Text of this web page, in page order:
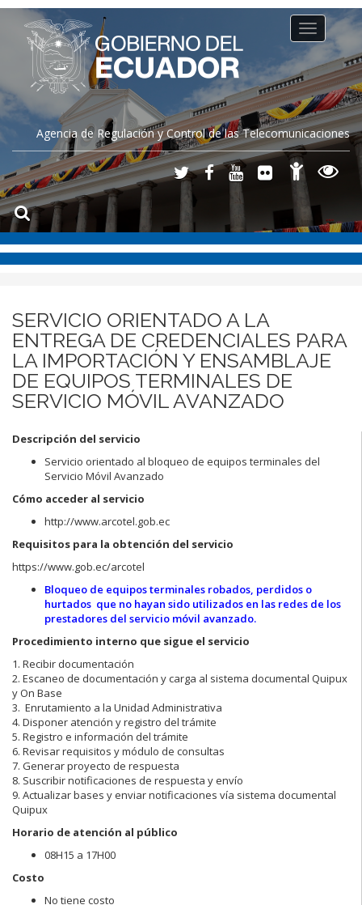
Agencia de Regulación y Control de las Telecomunicaciones
Toggle
navigation
SERVICIO ORIENTADO A LA
ENTREGA DE CREDENCIALES PARA
LA IMPORTACIÓN Y ENSAMBLAJE
DE EQUIPOS TERMINALES DE
SERVICIO MÓVIL AVANZADO
Descripción del servicio
Servicio orientado al bloqueo de equipos terminales del
Servicio Móvil Avanzado
Cómo acceder al servicio
http://www.arcotel.gob.ec
Requisitos para la obtención del servicio
https://www.gob.ec/arcotel
Bloqueo de equipos terminales robados, perdidos o
hurtados que no hayan sido utilizados en las redes de los
prestadores del servicio móvil avanzado.
Procedimiento interno que sigue el servicio
1. Recibir documentación
2. Escaneo de documentación y carga al sistema documental Quipux
y On Base
3. Enrutamiento a la Unidad Administrativa
4. Disponer atención y registro del trámite
5. Registro e información del trámite
6. Revisar requisitos y módulo de consultas
7. Generar proyecto de respuesta
8. Suscribir notificaciones de respuesta y envío
9. Actualizar bases y enviar notificaciones vía sistema documental
Quipux
Horario de atención al público
08H15 a 17H00
Costo
No tiene costo